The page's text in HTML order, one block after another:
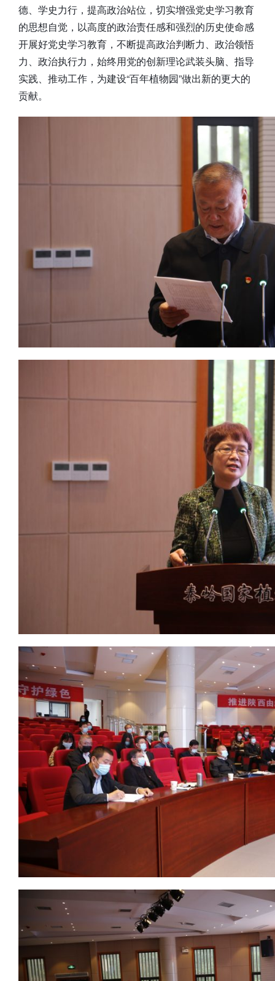
德、学史力行，提高政治站位，切实增强党史学习教育
的思想自觉，以高度的政治责任感和强烈的历史使命感
开展好党史学习教育，不断提高政治判断力、政治领悟
力、政治执行力，始终用党的创新理论武装头脑、指导
实践、推动工作，为建设“百年植物园”做出新的更大的
贡献。